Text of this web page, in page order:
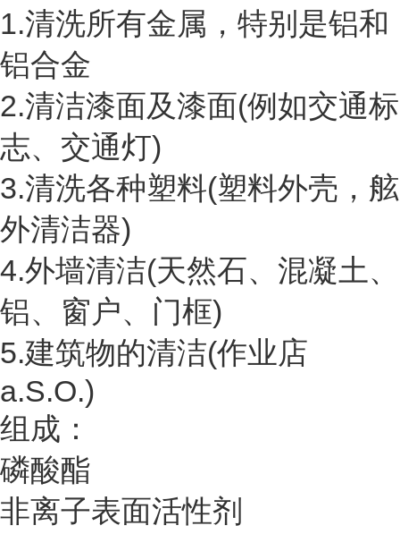
1.清洗所有金属，特别是铝和
铝合金
2.清洁漆面及漆面(例如交通标
志、交通灯)
3.清洗各种塑料(塑料外壳，舷
外清洁器)
4.外墙清洁(天然石、混凝土、
铝、窗户、门框)
5.建筑物的清洁(作业店
a.S.O.)
组成：
磷酸酯
非离子表面活性剂